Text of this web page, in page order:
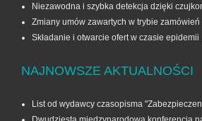
Niezawodna i szybka detekcja dzięki
Zmiany umów zawartych w trybie
Składanie i otwarcie ofert w czasie epidemii
NAJNOWSZE AKTUALNOŚCI
List od wydawcy czasopisma